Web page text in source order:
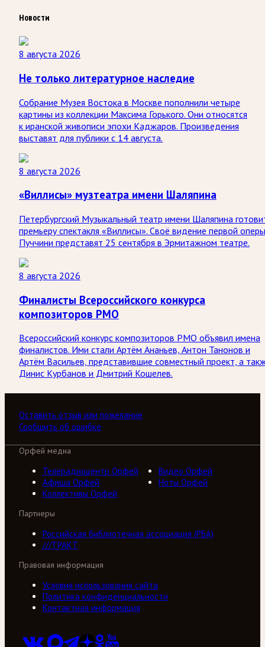
Новости
8 августа 2026
Не только литературное наследие
Собрание Музея Востока в Москве пополнили четыре
картины из коллекции Максима Горького. Они относятся
к иранской живописи эпохи Каджаров. Произведения
выставят для публики с 14 августа.
8 августа 2026
«Виллисы» музтеатра имени Шаляпина
Петербургский Музыкальный театр имени Шаляпина
премьеру спектакля «Виллисы». Своё видение первой оперы
Пуччини представят 25 сентября в Эрмитажном театре.
8 августа 2026
Финалисты Всероссийского конкурса
композиторов РМО
Всероссийский конкурс композиторов РМО объявил имена
финалистов. Ими стали Артём Ананьев, Антон Танонов и
Артём Васильев, представившие совместный проект, а
Динис Курбанов и Дмитрий Кошелев.
Оставить отзыв или пожелание
Сообщить об ошибке
Орфей медиа
Телерадиоцентр Орфей
Видео Орфей
Афиша Орфей
Ноты Орфей
Коллективы Орфей
Партнеры
Российская библиотечная ассоциация (РБА)
///ТРАКТ
Правовая информация
Условия использования сайта
Политика конфиденциальности
Контактная информация